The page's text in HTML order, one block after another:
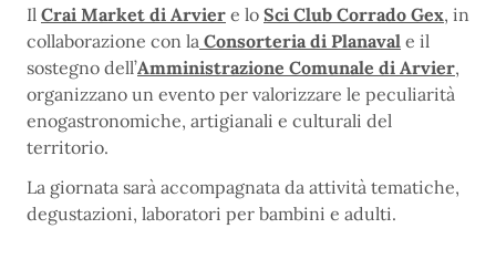
Il Crai Market di Arvier e lo Sci Club Corrado Gex, in
collaborazione con la Consorteria di Planaval e il
sostegno dell’Amministrazione Comunale di Arvier,
organizzano un evento per valorizzare le peculiarità
enogastronomiche, artigianali e culturali del
territorio.
La giornata sarà accompagnata da attività tematiche,
degustazioni, laboratori per bambini e adulti.